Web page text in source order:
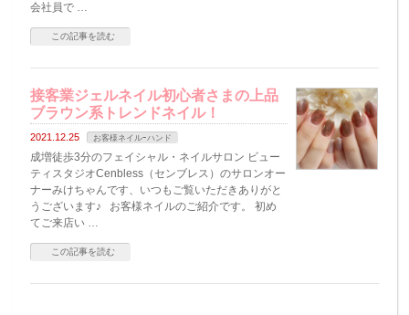
会社員で …
この記事を読む
接客業ジェルネイル初心者さまの上品
ブラウン系トレンドネイル！
2021.12.25 お客様ネイルｰハンド
成増徒歩3分のフェイシャル・ネイルサロン ビュー
ティスタジオCenbless（センブレス）のサロンオー
ナーみけちゃんです、いつもご覧いただきありがと
うございます♪ お客様ネイルのご紹介です。 初め
てご来店い …
この記事を読む